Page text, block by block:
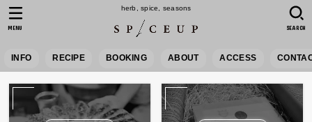
herb, spice, seasons
INFO RECIPE BOOKING ABOUT ACCESS
SEARCH
MENU